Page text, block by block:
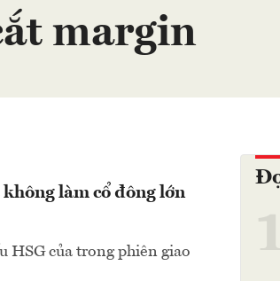
margin
làm cổ đông lớn
HSG của trong phiên giao